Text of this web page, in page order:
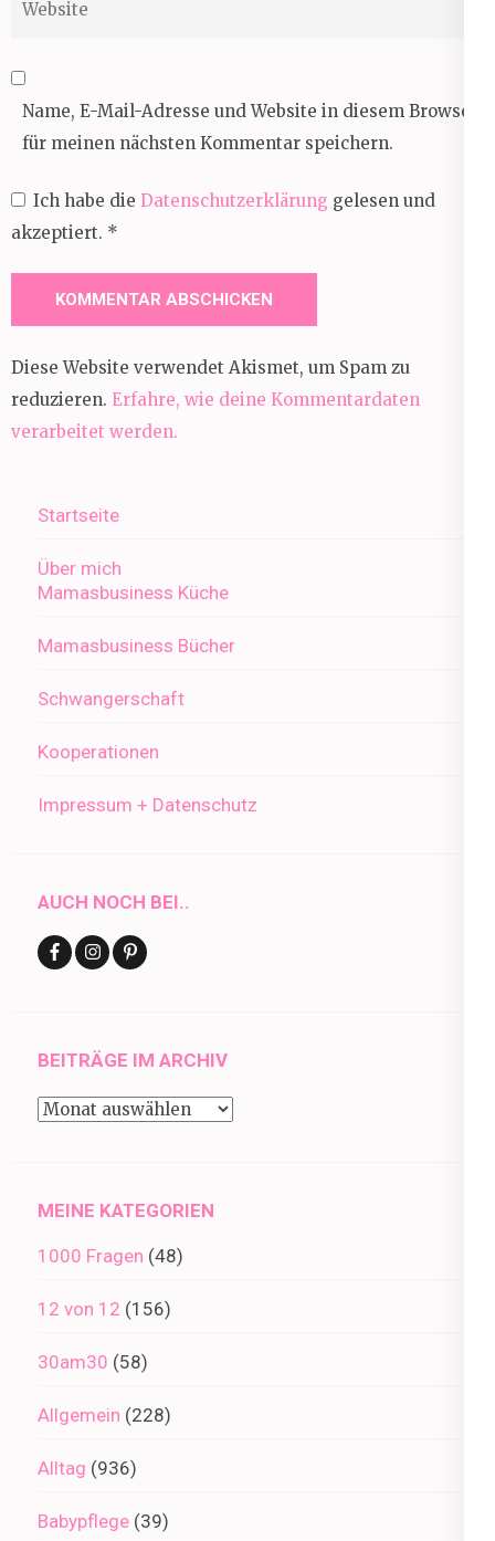
Name, E-Mail-Adresse und Website in diesem Browser
für meinen nächsten Kommentar speichern.
Ich habe die Datenschutzerklärung gelesen und
akzeptiert. *
Diese Website verwendet Akismet, um Spam zu
reduzieren. Erfahre, wie deine Kommentardaten
verarbeitet werden.
Startseite
Über mich
Mamasbusiness Küche
Mamasbusiness Bücher
Schwangerschaft
Kooperationen
Impressum + Datenschutz
AUCH NOCH BEI..
BEITRÄGE IM ARCHIV
Beiträge
MEINE KATEGORIEN
1000 Fragen (48)
12 von 12 (156)
30am30 (58)
Allgemein (228)
Alltag (936)
Babypflege (39)